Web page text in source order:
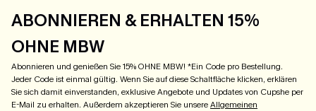
ABONNIEREN & ERHALTEN 15%
OHNE MBW
Abonnieren und genießen Sie 15% OHNE MBW! *Ein Code pro Bestellung.
Jeder Code ist einmal gültig. Wenn Sie auf diese Schaltfläche klicken, erklären
Sie sich damit einverstanden, exklusive Angebote und Updates von Cupshe per
E-Mail zu erhalten. Außerdem akzeptieren Sie unsereAllgemeinen